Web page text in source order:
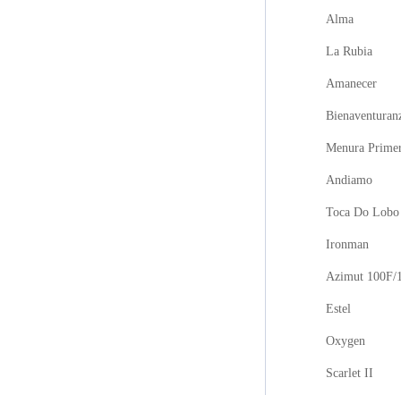
Alma
La Rubia
Amanecer
Menura
Andiamo
Toca Do Lobo
Ironman
Azimut 100F/
Estel
Oxygen
Scarlet II